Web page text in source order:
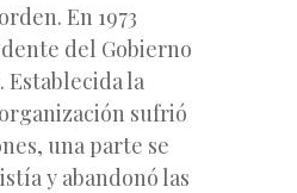
En 1973
del Gobierno
Establecida la
sufrió
una parte se
y abandonó las